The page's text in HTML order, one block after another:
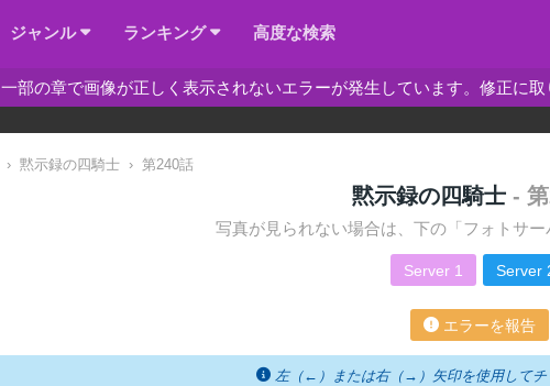
ジャンル ランキング 高度な検索
一部の章で画像が正しく表示されないエラーが発生しています。修正に
› 黙示録の四騎士 › 第240話
黙示録の四騎士 -
写真が見られない場合は、下の「フォトサ
Server 1 Server
エラーを報告
左（←）または右（→）矢印を使用してチ